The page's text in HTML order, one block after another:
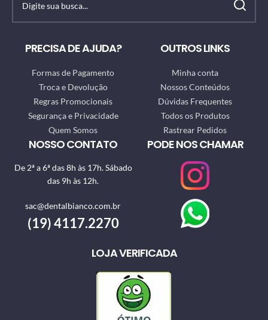
PRECISA DE AJUDA?
Formas de Pagamento
Troca e Devolução
Regras Promocionais
Segurança e Privacidade
Quem Somos
OUTROS LINKS
Minha conta
Nossos Conteúdos
Dúvidas Frequentes
Todos os Produtos
Rastrear Pedidos
NOSSO CONTATO
De 2ª a 6ª das 8h às 17h. Sábado
das 9h às 12h.
sac@dentalbianco.com.br
(19) 4117.2270
PODE NOS CHAMAR
LOJA VERIFICADA